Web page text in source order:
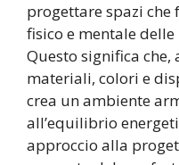
progettare spazi che
fisico e mentale
Questo significa che,
materiali, colori e
crea un ambiente
all’equilibrio
approccio alla